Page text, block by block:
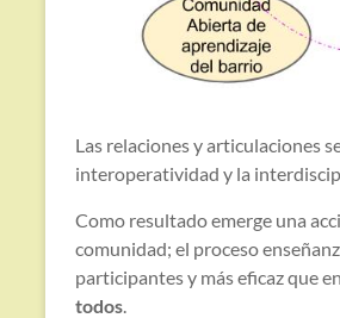
Las relaciones y articulaciones
interoperatividad y la
Como resultado emerge una
comunidad; el proceso
participantes y más eficaz que
todos.